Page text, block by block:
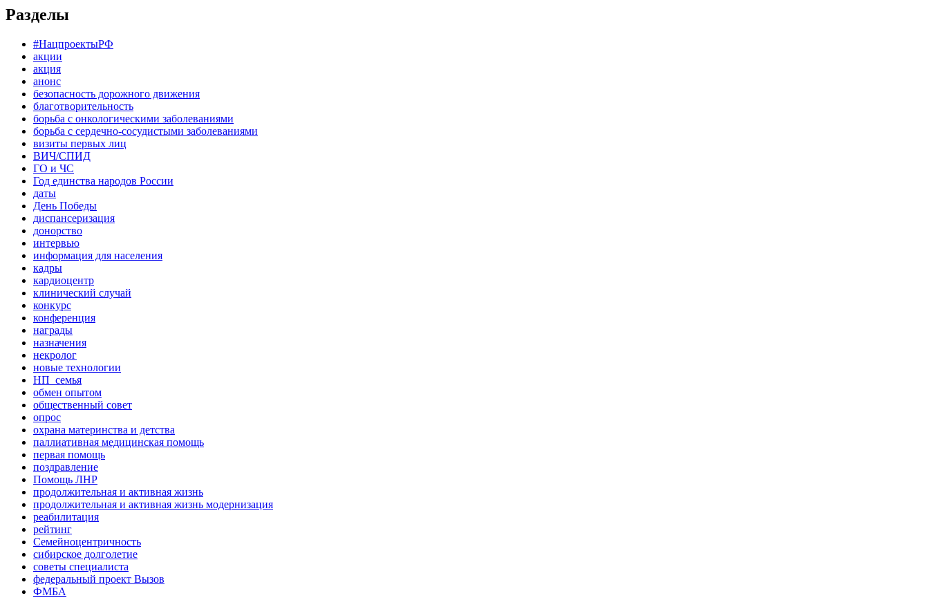
Разделы
#НацпроектыРФ
акции
акция
анонс
безопасность дорожного движения
благотворительность
борьба с онкологическими заболеваниями
борьба с сердечно-сосудистыми заболеваниями
визиты первых лиц
ВИЧ/СПИД
ГО и ЧС
Год единства народов России
даты
День Победы
диспансеризация
донорство
интервью
информация для населения
кадры
кардиоцентр
клинический случай
конкурс
конференция
награды
назначения
некролог
новые технологии
НП_семья
обмен опытом
общественный совет
опрос
охрана материнства и детства
паллиативная медицинская помощь
первая помощь
поздравление
Помощь ЛНР
продолжительная и активная жизнь
продолжительная и активная жизнь модернизация
реабилитация
рейтинг
Семейноцентричность
сибирское долголетие
советы специалиста
федеральный проект Вызов
ФМБА